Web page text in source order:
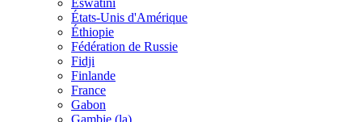
États-Unis d'Amérique
Éthiopie
Fédération de Russie
Fidji
Finlande
France
Gabon
Gambie (la)